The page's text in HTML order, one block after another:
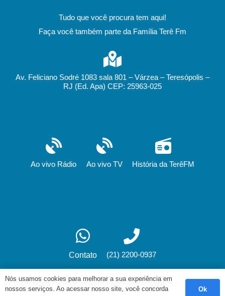
Tudo que você procura tem aqui!
Faça você também parte da Família Terê Fm
Av. Feliciano Sodré 1083 sala 801 – Várzea – Teresópolis –
RJ (Ed. Apa) CEP: 25963-025
Ao vivo Rádio Ao vivo TV História da TerêFM
Contato (21) 2200-0937
Desenvolvimento: fox.art.br
Nós usamos cookies para melhorar a sua experiência em
nossos serviços. Ao acessar nosso site, você concorda
Ok